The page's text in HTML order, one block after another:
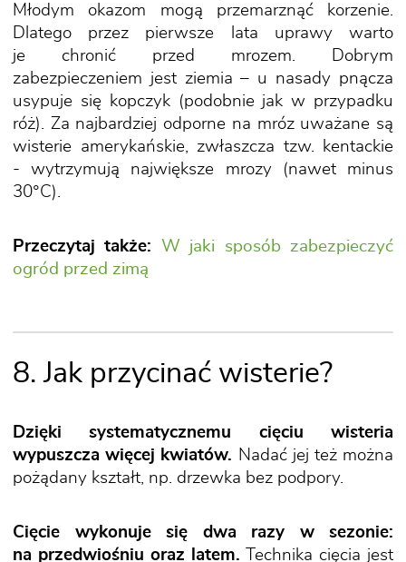
Młodym okazom mogą przemarznąć korzenie.
Dlatego przez pierwsze lata uprawy warto
je chronić przed mrozem. Dobrym
zabezpieczeniem jest ziemia – u nasady pnącza
usypuje się kopczyk (podobnie jak w przypadku
róż). Za najbardziej odporne na mróz uważane są
wisterie amerykańskie, zwłaszcza tzw. kentackie
- wytrzymują największe mrozy (nawet minus
30°C).
Przeczytaj także:
W jaki sposób zabezpieczyć
ogród przed zimą
8. Jak przycinać wisterie?
Dzięki systematycznemu cięciu wisteria
wypuszcza więcej kwiatów. Nadać jej też można
pożądany kształt, np. drzewka bez podpory.
Cięcie wykonuje się dwa razy w sezonie:
na przedwiośniu oraz latem. Technika cięcia jest